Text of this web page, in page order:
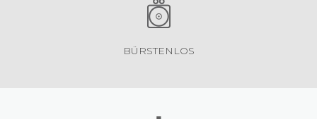
BÜRSTENLOS